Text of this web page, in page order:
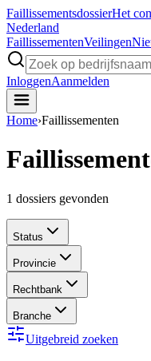
FaillissementsdossierHet
Nederland
FaillissementenVeilingen
InloggenAanmelden
Home›Faillissementen
1 dossiers gevonden
Status
Provincie
Rechtbank
Branche
Uitgebreid zoeken